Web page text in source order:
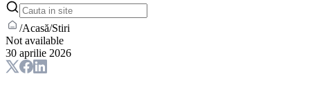
/Acasă/Stiri
Not available
30 aprilie 2026